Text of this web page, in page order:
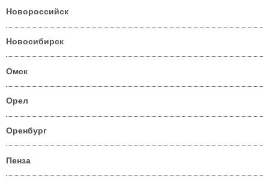
Новороссийск
Новосибирск
Омск
Орел
Оренбург
Пенза